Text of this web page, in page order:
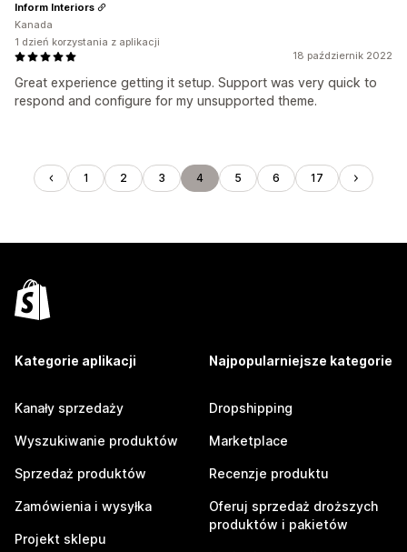
18 październik 2022
Great experience getting it setup. Support was very quick to
respond and configure for my unsupported theme.
Inform Interiors
Kanada
1 dzień korzystania z aplikacji
1 2 3 4 5 6 17
Kategorie aplikacji
Kanały sprzedaży
Wyszukiwanie produktów
Sprzedaż produktów
Zamówienia i wysyłka
Projekt sklepu
Najpopularniejsze kategorie
Dropshipping
Marketplace
Recenzje produktu
Oferuj sprzedaż droższych
produktów i pakietów